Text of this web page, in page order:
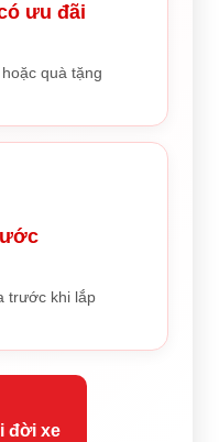
ưu đãi
quà tặng
trước khi lắp
đời xe